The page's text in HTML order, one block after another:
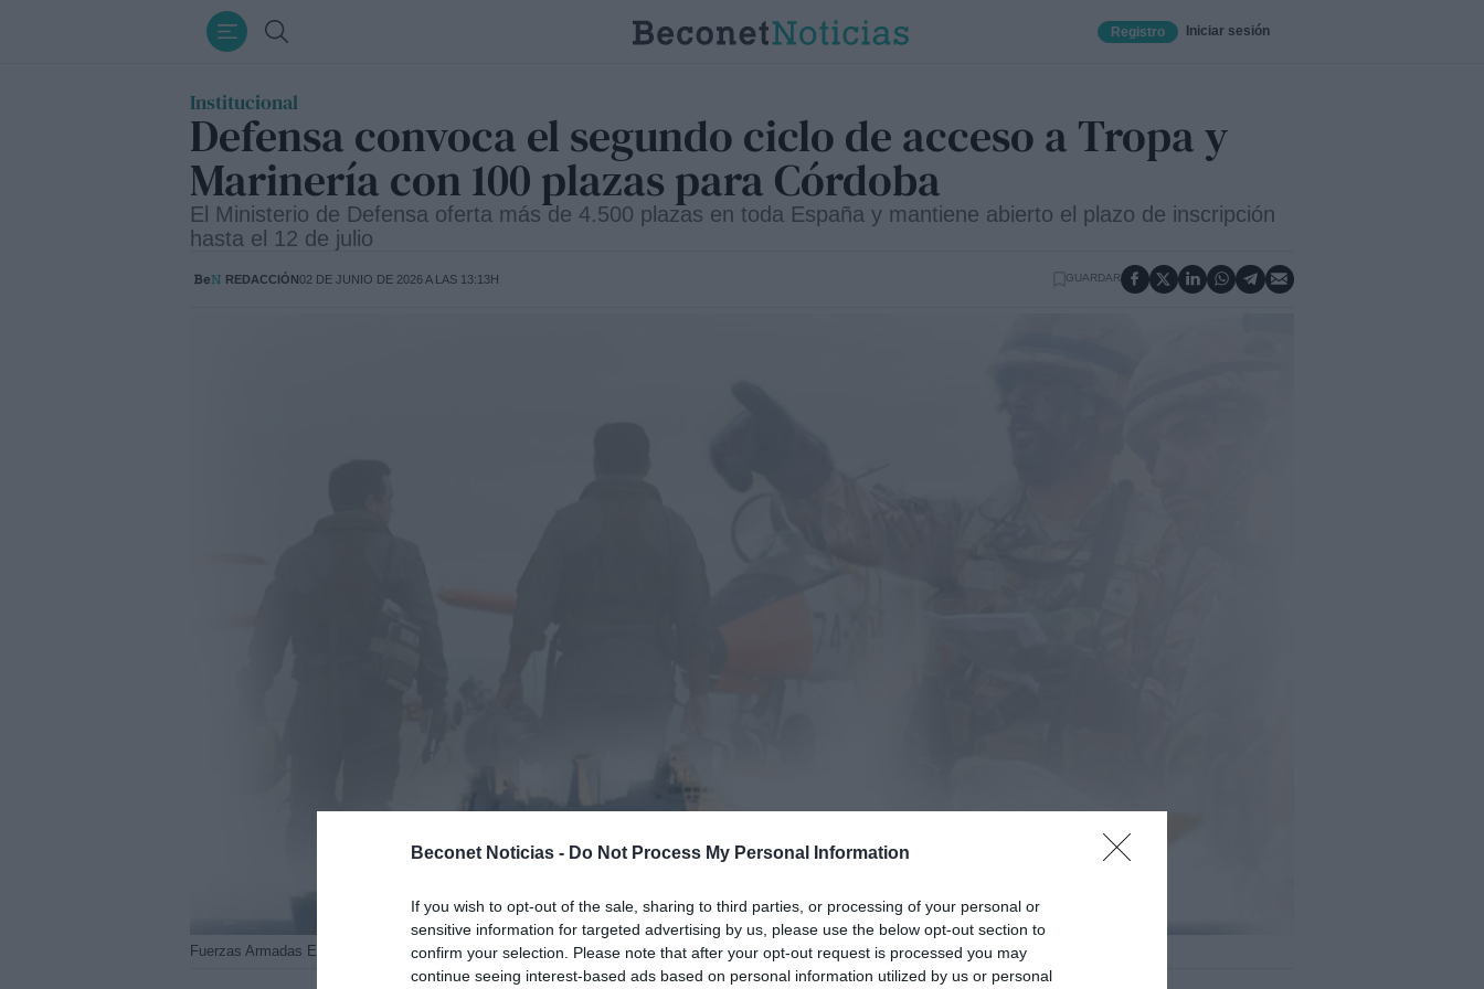
Beconet Noticias - Do Not Process My Personal Information
If you wish to opt-out of the sale, sharing to third parties, or processing of your personal or
sensitive information for targeted advertising by us, please use the below opt-out section to
confirm your selection. Please note that after your opt-out request is processed you may
continue seeing interest-based ads based on personal information utilized by us or personal
Buscar Registro Iniciar sesión
Institucional
Defensa convoca el segundo ciclo de acceso a Tropa y
Marinería con 100 plazas para Córdoba
El Ministerio de Defensa oferta más de 4.500 plazas en toda España y mantiene abierto el plazo de inscripción
hasta el 12 de julio
REDACCIÓN02 DE JUNIO DE 2026 A LAS 13:13H GUARDAR
Fuerzas Armadas Españolas. Foto: Archivo